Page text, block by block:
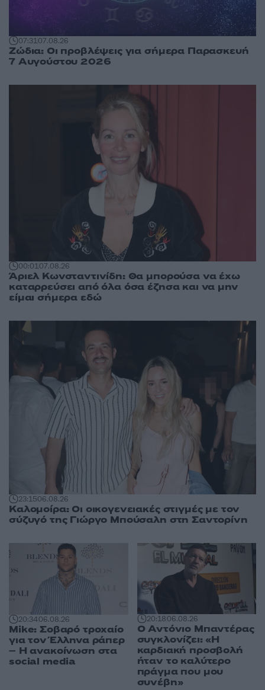
07:3107.08.26
Ζώδια: Οι προβλέψεις για σήμερα Παρασκευή
7 Αυγούστου 2026
00:0107.08.26
Άριελ Κωνσταντινίδη: Θα μπορούσα να έχω
καταρρεύσει από όλα όσα έζησα και να μην
είμαι σήμερα εδώ
23:1506.08.26
Καλομοίρα: Οι οικογενειακές στιγμές με τον
σύζυγό της Γιώργο Μπούσαλη στη Σαντορίνη
20:3406.08.26
Mike: Σοβαρό τροχαίο
για τον Έλληνα ράπερ
– Η ανακοίνωση στα
social media
20:1806.08.26
Ο Αντόνιο Μπαντέρας
συγκλονίζει: «Η
καρδιακή προσβολή
ήταν το καλύτερο
πράγμα που μου
συνέβη»